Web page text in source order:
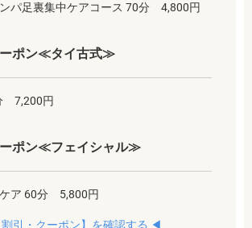
パ足裏集中ケアコース 70分 4,800円
ーポン≪タイ古式≫
7,200円
ーポン≪フェイシャル≫
ア 60分 5,800円
引・クーポン】を確認する ◀︎